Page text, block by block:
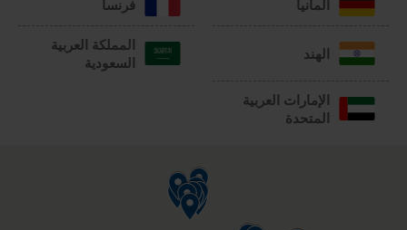
ألمانيا فرنسا
الهند
المملكة العربية
السعودية
الإمارات العربية
المتحدة